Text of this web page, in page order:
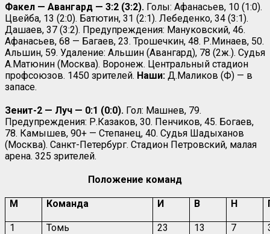
Факел — Авангард — 3:2 (3:2). Голы: Афанасьев, 10 (1:0).
Цвейба, 13 (2:0). Батютин, 31 (2:1). Лебеденко, 34 (3:1).
Дашаев, 37 (3:2). Предупреждения: Мануковский, 46.
Афанасьев, 68 — Багаев, 23. Трошечкин, 48. Р.Минаев, 50.
Альшин, 59. Удаление: Альшин (Авангард), 78 (2ж.). Судья
А.Матюнин (Москва). Воронеж. Центральный стадион
профсоюзов. 1450 зрителей. Наши: Д.Маликов (Ф) — в
запасе.
Зенит-2 — Луч — 0:1 (0:0). Гол: Машнев, 79.
Предупреждения: Р.Казаков, 30. Пенчиков, 45. Богаев,
78. Камышев, 90+ — Степанец, 40. Судья Шадыханов
(Москва). Санкт-Петербург. Стадион Петровский, малая
арена. 325 зрителей.
Положение команд
М Команда И В Н
1 Томь 23 13 7